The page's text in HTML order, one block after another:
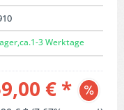
3 Werktage
€ *